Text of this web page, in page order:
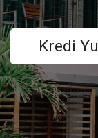
Kredi